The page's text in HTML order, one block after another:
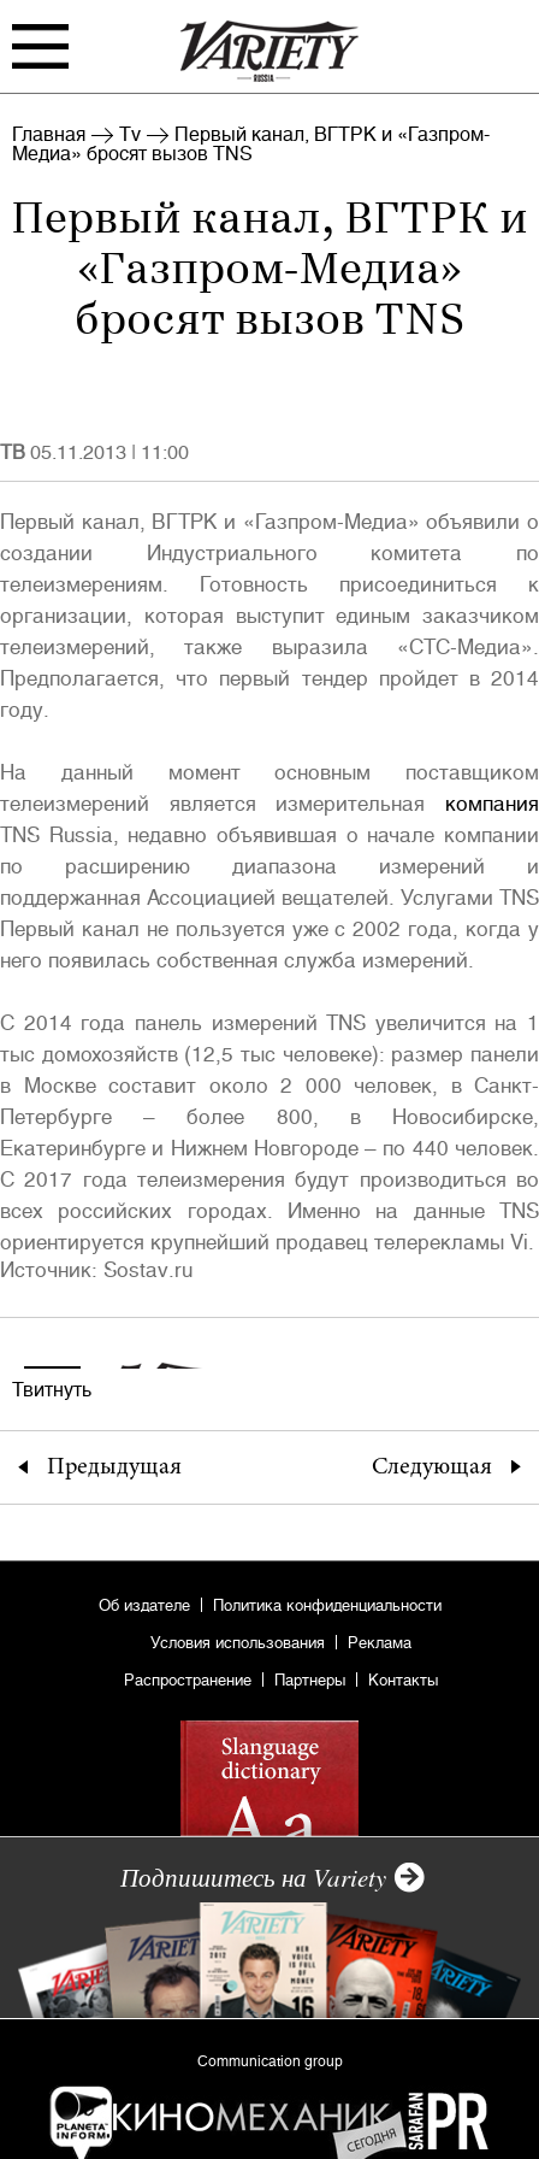
FILM TV
RANKING INDUSTRY
EVENTS ARCHIVE
Войти
Полная версия сайта
Главная Tv
Первый канал, ВГТРК и «Газпром-
Медиа» бросят вызов TNS
Первый канал, ВГТРК и
«Газпром-Медиа»
бросят вызов TNS
ТВ 05.11.2013 | 11:00
Первый канал, ВГТРК и «Газпром-Медиа» объявили о
создании Индустриального комитета по
телеизмерениям. Готовность присоединиться к
организации, которая выступит единым заказчиком
телеизмерений, также выразила «СТС-Медиа».
Предполагается, что первый тендер пройдет в 2014
году.
На данный момент основным поставщиком
телеизмерений является измерительная компания
TNS Russia, недавно объявившая о начале компании
по расширению диапазона измерений и
поддержанная Ассоциацией вещателей. Услугами TNS
Первый канал не пользуется уже с 2002 года, когда у
него появилась собственная служба измерений.
С 2014 года панель измерений TNS увеличится на 1
тыс домохозяйств (12,5 тыс человеке): размер панели
в Москве составит около 2 000 человек, в Санкт-
Петербурге – более 800, в Новосибирске,
Екатеринбурге и Нижнем Новгороде – по 440 человек.
С 2017 года телеизмерения будут производиться во
всех российских городах. Именно на данные TNS
ориентируется крупнейший продавец телерекламы Vi.
Источник: Sostav.ru
Твитнуть
Предыдущая Следующая
Об издателе Политика конфиденциальности
Условия использования Реклама
Распространение Партнеры Контакты
Подпишитесь на Variety
Communication group
«Planeta Inform»